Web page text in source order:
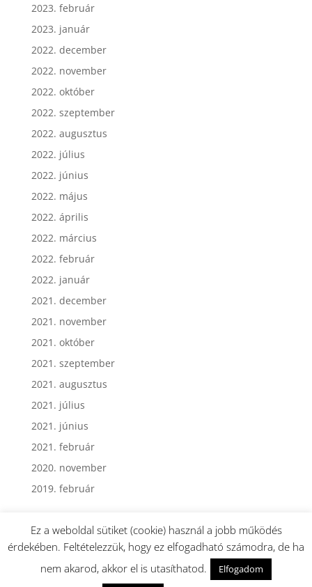
2023. február
2023. január
2022. december
2022. november
2022. október
2022. szeptember
2022. augusztus
2022. július
2022. június
2022. május
2022. április
2022. március
2022. február
2022. január
2021. december
2021. november
2021. október
2021. szeptember
2021. augusztus
2021. július
2021. június
2021. február
2020. november
2019. február
Webmester: Dormán György - Minden jog fenntartva.
Ez a weboldal sütiket (cookie) használ a jobb működés
érdekében. Feltételezzük, hogy ez elfogadható számodra, de ha
nem akarod, akkor el is utasíthatod.
Elfogadom